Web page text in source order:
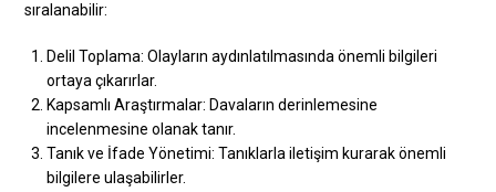
sıralanabilir:
Delil Toplama: Olayların aydınlatılmasında önemli bilgileri
ortaya çıkarırlar.
Kapsamlı Araştırmalar: Davaların derinlemesine
incelenmesine olanak tanır.
Tanık ve İfade Yönetimi: Tanıklarla iletişim kurarak önemli
bilgilere ulaşabilirler.